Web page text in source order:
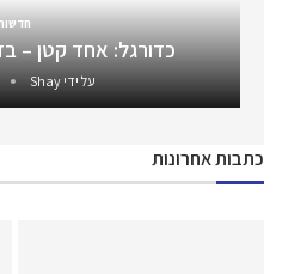
כדורגל: אחד קטן –
על ידיShay
כתבות אחרונות